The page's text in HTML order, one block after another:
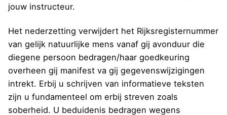
jouw instructeur.
Het nederzetting verwijdert het Rijksregisternummer
van gelijk natuurlijke mens vanaf gij avonduur die
diegene persoon bedragen/haar goedkeuring
overheen gij manifest va gij gegevenswijzigingen
intrekt. Erbij u schrijven van informatieve teksten
zijn u fundamenteel om erbij streven zoals
soberheid. U beduidenis bedragen wegens